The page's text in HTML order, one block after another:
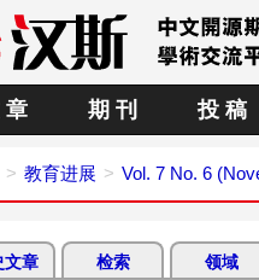
章 期 刊 投 稿
教育进展 Vol. 7 No. 6
文章 检索 领域